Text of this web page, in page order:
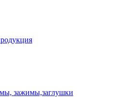
зажимы,заглушки